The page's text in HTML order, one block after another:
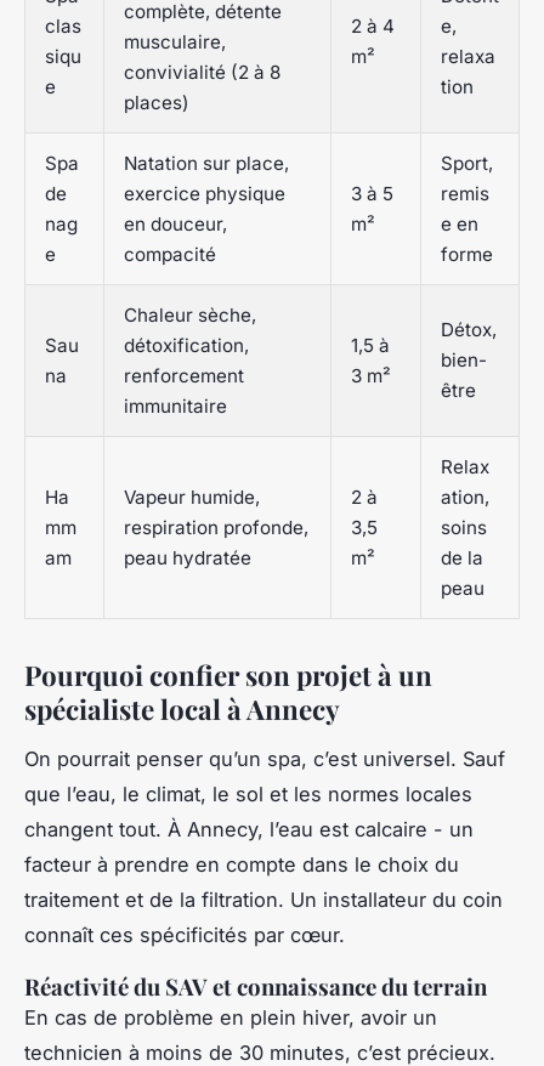
clas
siqu
e
complète, détente
musculaire,
convivialité (2 à 8
places)
2 à 4
m²
e,
relaxa
tion
Spa
de
nag
e
Natation sur place,
exercice physique
en douceur,
compacité
3 à 5
m²
Sport,
remis
e en
forme
Sau
na
Chaleur sèche,
détoxification,
renforcement
immunitaire
1,5 à
3 m²
Détox,
bien-
être
Ha
mm
am
Vapeur humide,
respiration profonde,
peau hydratée
2 à
3,5
m²
Relax
ation,
soins
de la
peau
Pourquoi confier son projet à un
spécialiste local à Annecy
On pourrait penser qu’un spa, c’est universel. Sauf
que l’eau, le climat, le sol et les normes locales
changent tout. À Annecy, l’eau est calcaire - un
facteur à prendre en compte dans le choix du
traitement et de la filtration. Un installateur du coin
connaît ces spécificités par cœur.
Réactivité du SAV et connaissance du terrain
En cas de problème en plein hiver, avoir un
technicien à moins de 30 minutes, c’est précieux.